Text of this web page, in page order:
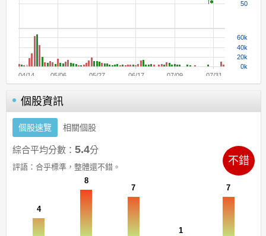
個股資訊
個股速覽 相關個股
綜合平均分數： 5.4分
評語： 合乎標準，整體還不錯。
不錯
4
8
7
1
7